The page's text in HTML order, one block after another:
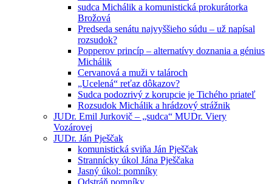
sudca Michálik a komunistická prokurátorka
Brožová
Predseda senátu najvyššieho súdu – už napísal
rozsudok?
Popperov princíp – alternatívy doznania a génius
Michálik
Cervanová a muži v talároch
„Ucelená“ reťaz dôkazov?
Sudca podozrivý z korupcie je Tichého priateľ
Rozsudok Michálik a hrádzový strážnik
JUDr. Emil Jurkovič – „sudca“ MUDr. Viery
Vozárovej
JUDr. Ján Pješčak
komunistická sviňa Ján Pješčak
Strannícky úkol Jána Pješčaka
Jasný úkol: pomníky
Odstráň pomníky